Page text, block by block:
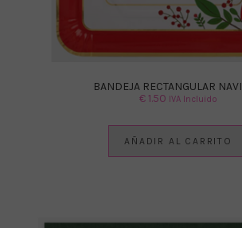
BANDEJA RECTANGULAR
€1.50 IVA Incluido
AÑADIR AL CARRITO